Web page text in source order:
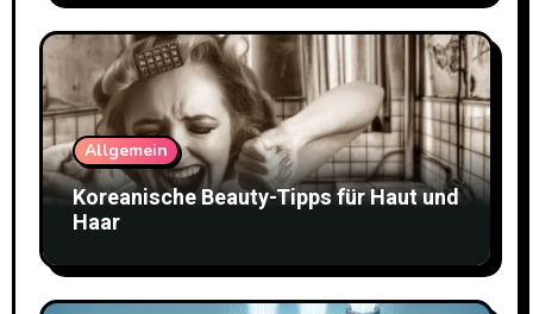
Allgemein
Koreanische Beauty-Tipps für Haut und
Haar